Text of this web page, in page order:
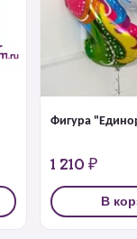
Фигура
1 210 ₽
В